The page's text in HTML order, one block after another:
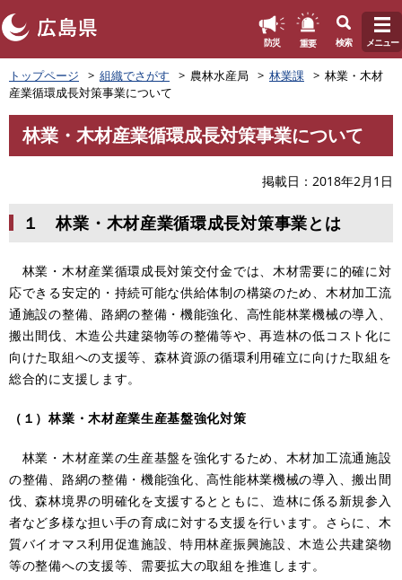
ペ
ー
ジ
の
頭
。
防災 重要 検索 メニュー
トップページ 組織でさがす 農林水産局 林業課
林業・木材
産業循環成長対策事業について
文
林業・木材産業循環成長対策事業について
掲載日 2018年2月1日
１ 林業・木材産業循環成長対策事業とは
林業・木材産業循環成長対策交付金では、木材需要に的確に対
応できる安定的・持続可能な供給体制の構築のため、木材加工流
通施設の整備、路網の整備・機能強化、高性能林業機械の導入、
搬出間伐、木造公共建築物等の整備等や、再造林の低コスト化に
向けた取組への支援等、森林資源の循環利用確立に向けた取組を
総合的に支援します。
（１）林業・木材産業生産基盤強化対策​
林業・木材産業の生産基盤を強化するため、木材加工流通施設
の整備、路網の整備・機能強化、高性能林業機械の導入、搬出間
伐、森林境界の明確化を支援するとともに、造林に係る新規参入
者など多様な担い手の育成に対する支援を行います。さらに、木
質バイオマス利用促進施設、特用林産振興施設、木造公共建築物
等の整備への支援等、需要拡大の取組を推進します。